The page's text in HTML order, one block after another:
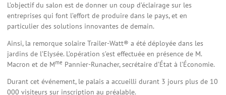
L’objectif du salon est de donner un coup d’éclairage sur les
entreprises qui font l’effort de produire dans le pays, et en
particulier des solutions innovantes de demain.
Ainsi, la remorque solaire Trailer-Watt® a été déployée dans les
jardins de l’Elysée. L’opération s’est effectuée en présence de M.
Macron et de Mme Pannier-Runacher, secrétaire d’État à l’Économie.
Durant cet événement, le palais a accueilli durant 3 jours plus de 10
000 visiteurs sur inscription au préalable.